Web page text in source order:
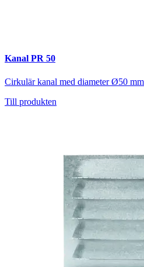
Kanal PR 50
Cirkulär kanal med diameter Ø50
Till produkten